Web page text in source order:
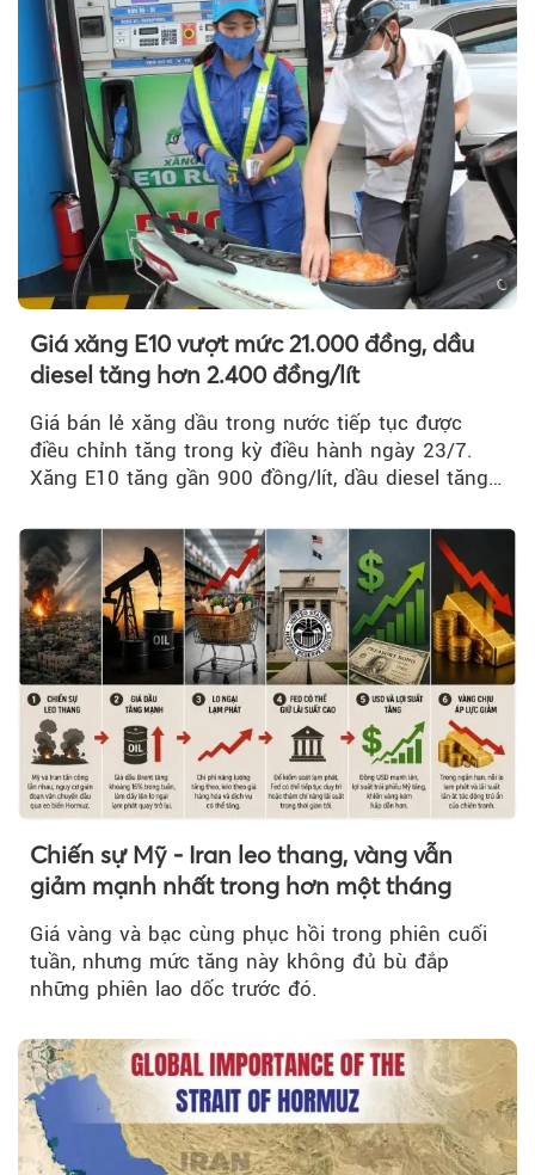
Giá xăng E10 vượt mức 21.000 đồng, dầu
diesel tăng hơn 2.400 đồng/lít
Giá bán lẻ xăng dầu trong nước tiếp tục được
điều chỉnh tăng trong kỳ điều hành ngày 23/7.
Xăng E10 tăng gần 900 đồng/lít, dầu diesel tăng
Chiến sự Mỹ - Iran leo thang, vàng vẫn
giảm mạnh nhất trong hơn một tháng
Giá vàng và bạc cùng phục hồi trong phiên cuối
tuần, nhưng mức tăng này không đủ bù đắp
những phiên lao dốc trước đó.